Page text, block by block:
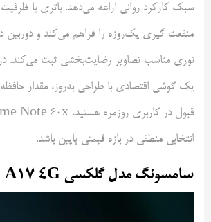
سبک کارکرد روانی اراعه می‌دهد. باتری با
منفعت گیری یک‌روزه را فراهم می‌کند و دوربین
نوری مناسب تصاویر رضایت‌بخشی ثبت می‌کند.
یک گوشی اقتصادی با طراحی به‌روز، مقدار حافظه
انتخابی منطقی در بازه قیمتی پایین باشد.
سامسونگ مدل گلکسی A17 4G